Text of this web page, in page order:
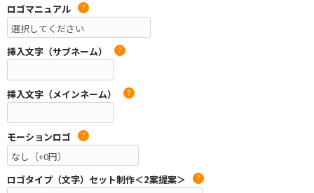
ロゴマニュアル ?
挿入文字（サブネーム） ?
挿入文字（メインネーム） ?
モーションロゴ ?
ロゴタイプ（文字）セット制作＜2案提案＞ ?